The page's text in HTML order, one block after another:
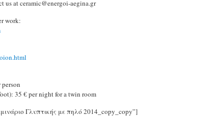
us at ceramic@energoi-aegina.gr
work:
35 € per night for a twin room
Γλυπτικής με πηλό 2014_copy_copy”]